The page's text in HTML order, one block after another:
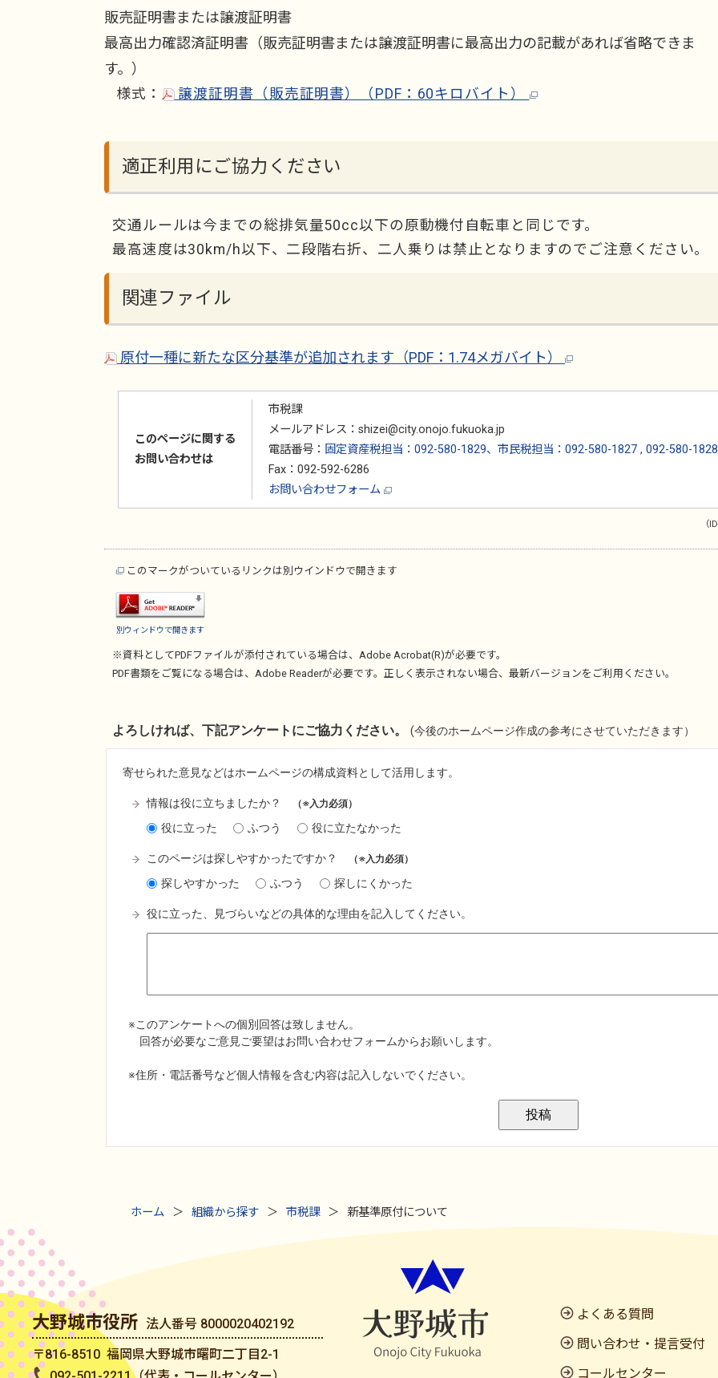
販売証明書または譲渡証明書
最高出力確認済証明書（販売証明書または譲渡証明書に最高出力の記載があれば省略できま
す。）
様式： 譲渡証明書（販売証明書）（PDF：60キロバイト）
適正利用にご協力ください
交通ルールは今までの総排気量50cc以下の原動機付自転車と同じです。
最高速度は30km/h以下、二段階右折、二人乗りは禁止となりますのでご注意ください。
関連ファイル
原付一種に新たな区分基準が追加されます（PDF：1.74メガバイト）
このページに関する
お問い合わせは
市税課
メールアドレス：shizei@city.onojo.fukuoka.jp
電話番号： 固定資産税担当：092-580-1829、市民税担当：092-580-1827 , 092-580-1828
Fax：092-592-6286
お問い合わせフォーム
（
このマークがついているリンクは別ウインドウで開きます
別ウィンドウで開きます
※資料としてPDFファイルが添付されている場合は、 Adobe Acrobat(R)が必要です。
PDF書類をご覧になる場合は、 Adobe Readerが必要です。正しく表示されない場合、最新バージョンをご利用ください。
ホーム 組織から探す 市税課 新基準原付について
大野城市役所
法人番号 8000020402192
〒816-8510 福岡県大野城市曙町二丁目2-1
よくある質問
問い合わせ・提言受付
コールセンター